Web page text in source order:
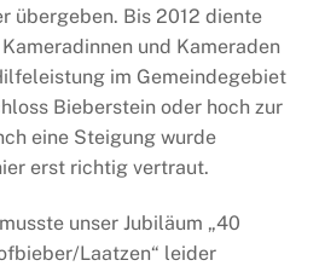
übergeben. Bis 2012 diente
und Kameraden
im Gemeindegebiet
Bieberstein oder hoch zur
eine Steigung wurde
erst richtig vertraut.
unser Jubiläum „40
Laatzen“ leider